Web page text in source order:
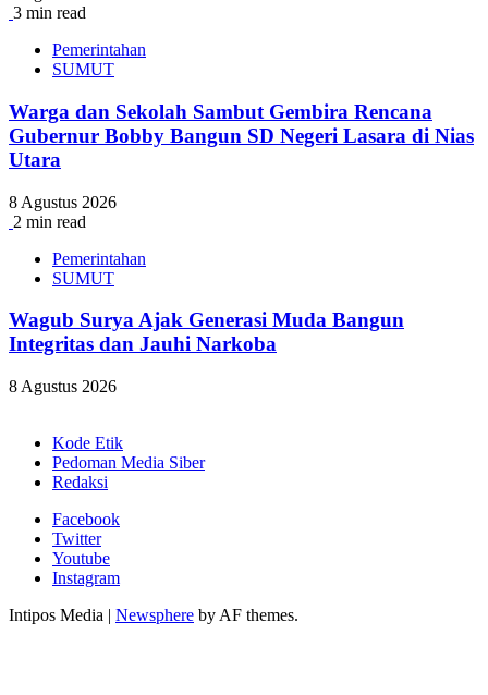
3 min read
Pemerintahan
SUMUT
Warga dan Sekolah Sambut Gembira Rencana
Gubernur Bobby Bangun SD Negeri Lasara di Nias
Utara
8 Agustus 2026
2 min read
Pemerintahan
SUMUT
Wagub Surya Ajak Generasi Muda Bangun
Integritas dan Jauhi Narkoba
8 Agustus 2026
Kode Etik
Pedoman Media Siber
Redaksi
Facebook
Twitter
Youtube
Instagram
Intipos Media | Newsphere by AF themes.